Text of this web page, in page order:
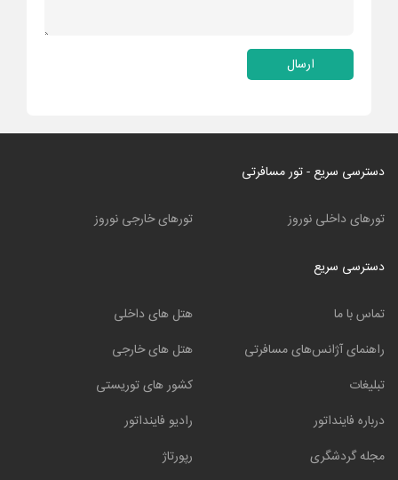
ارسال
دسترسی سریع - تور مسافرتی
تورهای داخلی نوروز تورهای خارجی نوروز
دسترسی سریع
تماس با ما
راهنمای آژانس‌های مسافرتی
تبلیغات
درباره فاینداتور
مجله گردشگری
هتل های داخلی
هتل های خارجی
کشور های توریستی
رادیو فاینداتور
رپورتاژ